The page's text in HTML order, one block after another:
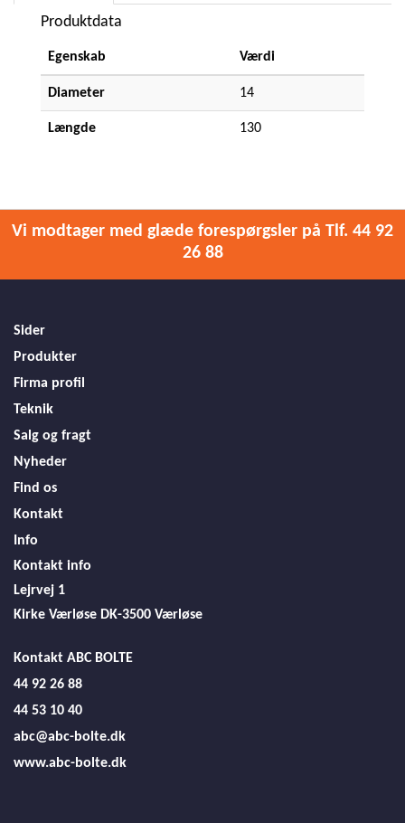
Produktdata
Egenskab Værdi
Diameter 14
Længde 130
Vi modtager med glæde forespørgsler på Tlf. 44 92
26 88
Sider
Produkter
Firma profil
Teknik
Salg og fragt
Nyheder
Find os
Kontakt
Info
Kontakt info
Lejrvej 1
Kirke Værløse DK-3500 Værløse
Kontakt ABC BOLTE
44 92 26 88
44 53 10 40
abc@abc-bolte.dk
www.abc-bolte.dk